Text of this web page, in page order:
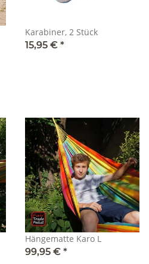
Karabiner, 2 Stück
15,95 € *
Hängematte Karo L
99,95 € *